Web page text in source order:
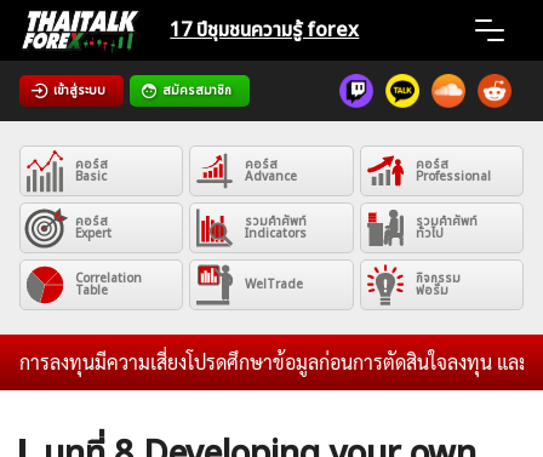
Skip
content
17 ปีชุมชนความรู้ forex
เข้าสู่ระบบ สมัครสมาชิก
Home
News
Articles
VPS Register
คอร์ส
Basic
คอร์ส
Advance
คอร์ส
Professional
คอร์ส
Expert
รวมคำศัพท์
Indicators
รวมคำศัพท์
ทั่วไป
Correlation
Table WelTrade กิจกรรม
ฟอรั่ม
งทุนมีความเสี่ยงโปรดศึกษาข้อมูลก่อนการตัดสินใจลงทุน และไม่รับ